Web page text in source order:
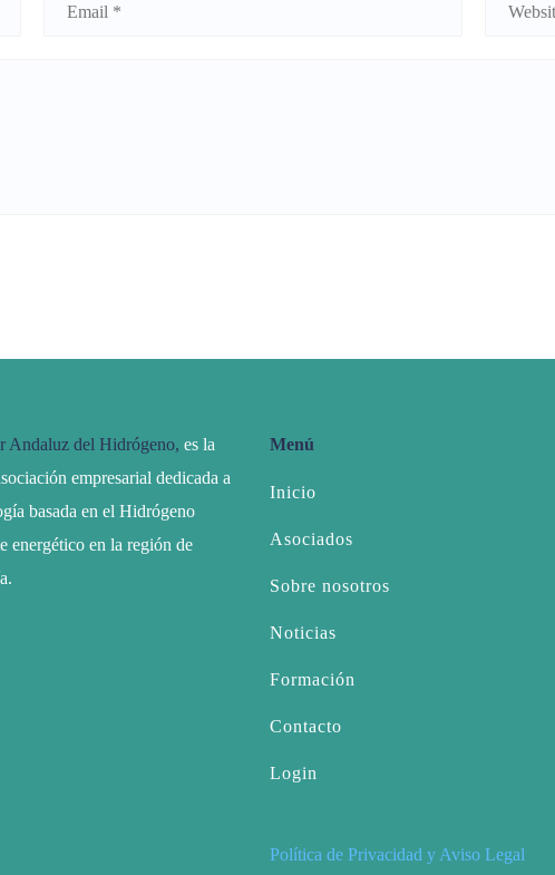
Andaluz del Hidrógeno, es la
empresarial dedicada a
basada en el Hidrógeno
energético en la región de
Menú
Inicio
Asociados
Sobre nosotros
Noticias
Formación
Contacto
Login
Política de Privacidad y Aviso Legal